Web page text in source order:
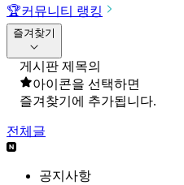
🏆커뮤니티 랭킹
즐겨찾기
게시판 제목의
아이콘을 선택하면
즐겨찾기에 추가됩니다.
전체글
공지사항